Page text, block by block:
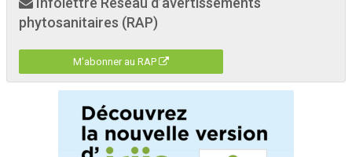
phytosanitaires (RAP)
M'abonner au RAP